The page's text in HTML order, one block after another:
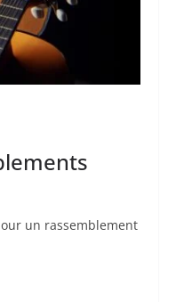
un‍ rassemblement⁢